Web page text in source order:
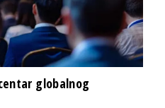
globalnog